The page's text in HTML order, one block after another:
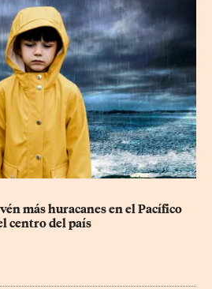
más huracanes en el Pacífico
centro del país